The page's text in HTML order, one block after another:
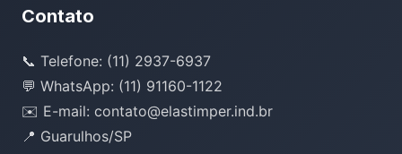
Contato
📞 Telefone: (11) 2937-6937
💬 WhatsApp: (11) 91160-1122
✉️ E-mail: contato@elastimper.ind.br
📍 Guarulhos/SP